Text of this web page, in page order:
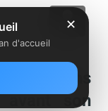
en moins
avant son
✕
d'accueil